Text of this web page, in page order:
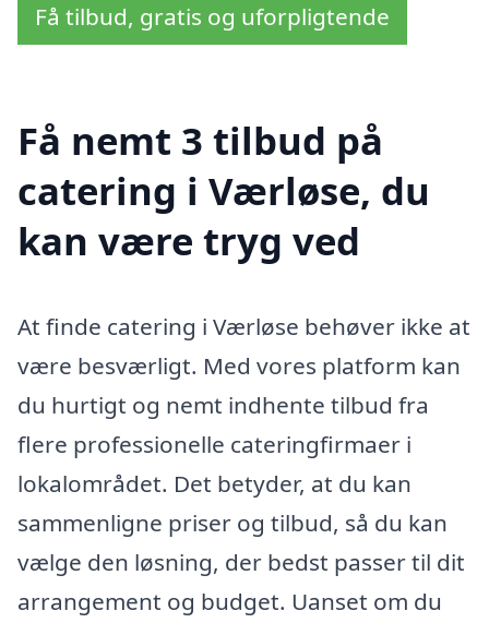
Få tilbud, gratis og uforpligtende
Få nemt 3 tilbud på
catering i Værløse, du
kan være tryg ved
At finde catering i Værløse behøver ikke at
være besværligt. Med vores platform kan
du hurtigt og nemt indhente tilbud fra
flere professionelle cateringfirmaer i
lokalområdet. Det betyder, at du kan
sammenligne priser og tilbud, så du kan
vælge den løsning, der bedst passer til dit
arrangement og budget. Uanset om du